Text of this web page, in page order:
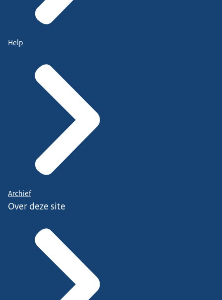
Help
Archief
Over deze site